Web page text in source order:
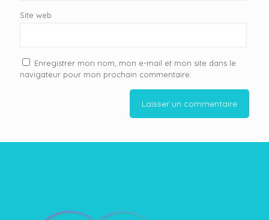
Site web
Enregistrer mon nom, mon e-mail et mon site dans le
navigateur pour mon prochain commentaire.